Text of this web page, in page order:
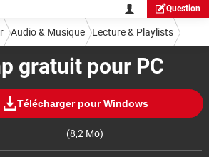
Question
gratuit pour PC
Télécharger pour Windows
(8,2 Mo)
Audio & Musique Lecture & Playlists